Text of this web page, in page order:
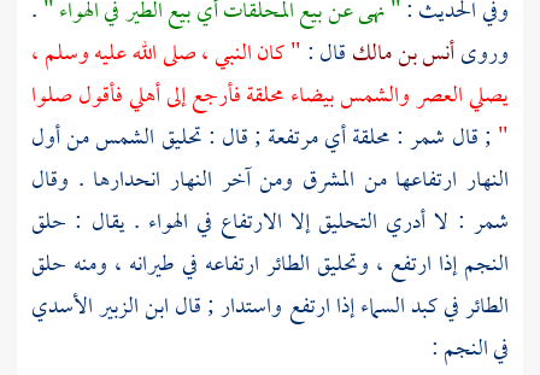
وفي الحديث :" نهى عن بيع المحلقات أي بيع الطير في الهواء ".
وروىأنس بن مالكقال :" كان النبي ، صلى الله عليه وسلم ،
يصلي العصر والشمس بيضاء محلقة فأرجع إلى أهلي فأقول صلوا
"; قال شمر: محلقة أي مرتفعة ; قال : تحليق الشمس من أول
النهار ارتفاعها من المشرق ومن آخر النهار انحدارها . وقال
شمر : لا أدري التحليق إلا الارتفاع في الهواء . يقال : حلق
النجم إذا ارتفع ، وتحليق الطائر ارتفاعه في طيرانه ، ومنه حلق
الطائر في كبد السماء إذا ارتفع واستدار ; قالابن الزبير الأسدي
في النجم :